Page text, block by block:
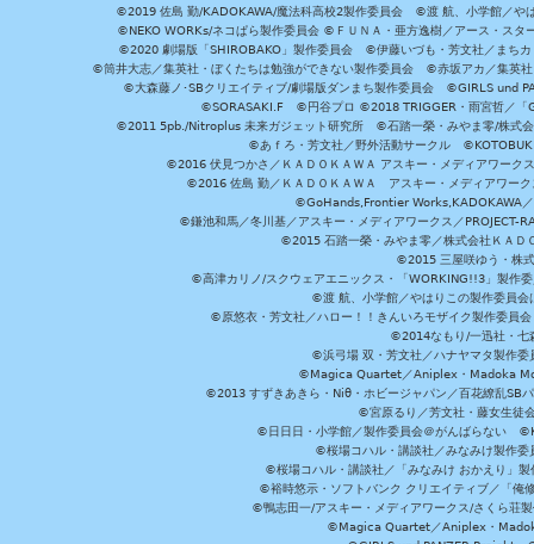
©2019 佐島 勤/KADOKAWA/魔法科高校2製作委員会 ©渡 航、小学館／や
©NEKO WORKs/ネコぱら製作委員会 ©ＦＵＮＡ・亜方逸樹／アース・ス
©2020 劇場版「SHIROBAKO」製作委員会 ©伊藤いづも・芳文社／まち
©筒井大志／集英社・ぼくたちは勉強ができない製作委員会 ©赤坂アカ／集英
©大森藤ノ･SBクリエイティブ/劇場版ダンまち製作委員会 ©GIRLS und
©SORASAKI.F ©円谷プロ ©2018 TRIGGER・雨宮哲／
©2011 5pb./Nitroplus 未来ガジェット研究所 ©石踏一榮・みやま零/株式
©あｆろ・芳文社／野外活動サークル
©2016 伏見つかさ／ＫＡＤＯＫＡＷＡ アスキー・メディアワー
©2016 佐島 勤／ＫＡＤＯＫＡＷＡ アスキー・メディアワ
©GoHands,Frontier Works,KADOKAWA
©鎌池和馬／冬川基／アスキー・メディアワークス／
©2015 石踏一榮・みやま零／株式会社ＫＡＤ
©2015 三屋咲ゆう・株
©高津カリノ/スクウェアエニックス・「WORKING!!3」製作
©渡 航、小学館／やはりこの製作委員
©原悠衣・芳文社／ハロー！！きんいろモザイク製作委員
©2014なもり/一迅社・
©浜弓場 双・芳文社／ハナヤマタ製作
©Magica Quartet／Aniplex・Madoka
©2013 すずきあきら・Niθ・ホビージャパン／百花繚乱
©宮原るり／芳文社・藤女生徒
©日日日・小学館／製作委員会＠がんばらない
©桜場コハル・講談社／みなみけ製作
©桜場コハル・講談社／「みなみけ おかえり」
©裕時悠示・ソフトバンク クリエイティブ／「
©鴨志田一/アスキー・メディアワークス/さく
©Magica Quartet／Aniplex・